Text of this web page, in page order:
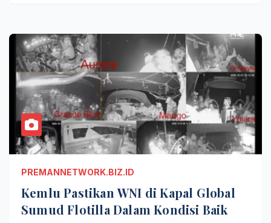
PREMANNETWORK.BIZ.ID
Kemlu Pastikan WNI di Kapal Global
Sumud Flotilla Dalam Kondisi Baik